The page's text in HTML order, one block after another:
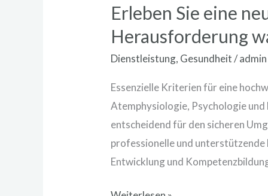
Erleben Sie eine
Herausforderung
Dienstleistung, Gesundheit/admin
Essenzielle Kriterien für eine
Atemphysiologie, Psychologie
entscheidend für den sicheren
professionelle und unterstützende
Entwicklung und